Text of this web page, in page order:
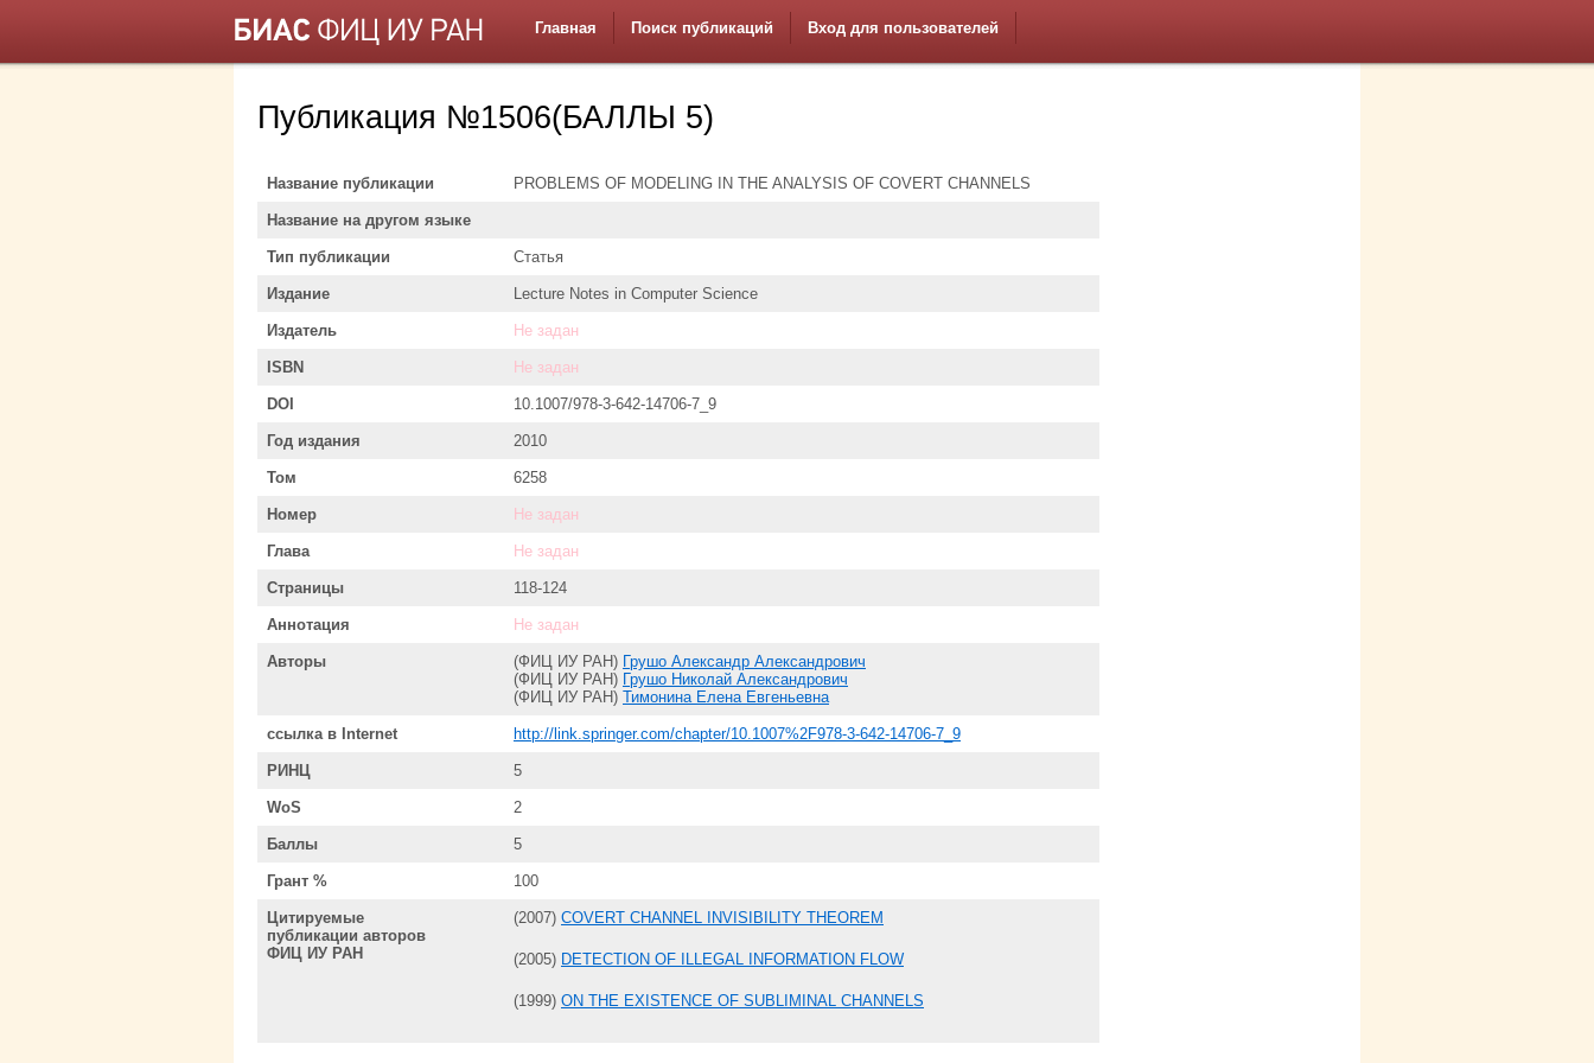
Главная Поиск публикаций Вход для пользователей
Публикация №1506(БАЛЛЫ 5)
Название публикации PROBLEMS OF MODELING IN THE ANALYSIS OF COVERT CHANNELS
Название на другом языке
Тип публикации Статья
Издание Lecture Notes in Computer Science
Издатель Не задан
ISBN Не задан
DOI 10.1007/978-3-642-14706-7_9
Год издания 2010
Том 6258
Номер Не задан
Глава Не задан
Страницы 118-124
Аннотация Не задан
Авторы (ФИЦ ИУ РАН) Грушо Александр Александрович
(ФИЦ ИУ РАН) Грушо Николай Александрович
(ФИЦ ИУ РАН) Тимонина Елена Евгеньевна
ссылка в Internet http://link.springer.com/chapter/10.1007%2F978-3-642-14706-7_9
РИНЦ 5
WoS 2
Баллы 5
Грант % 100
Цитируемые
публикации авторов
ФИЦ ИУ РАН
(2007) COVERT CHANNEL INVISIBILITY THEOREM
(2005) DETECTION OF ILLEGAL INFORMATION FLOW
(1999) ON THE EXISTENCE OF SUBLIMINAL CHANNELS